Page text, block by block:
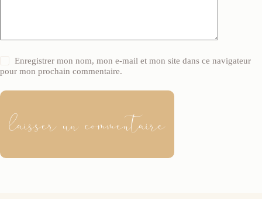
Enregistrer mon nom, mon e-mail et mon site dans ce navigateur
pour mon prochain commentaire.
laisser un commentaire